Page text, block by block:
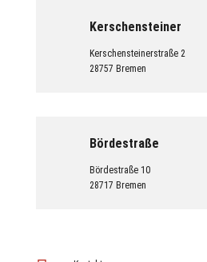
Kerschensteiner
Kerschensteinerstraße 2
28757 Bremen
Bördestraße
Bördestraße 10
28717 Bremen